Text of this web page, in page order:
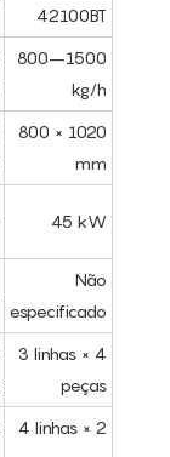
42100BT
800–1500
kg/h
800 × 1020
mm
45 kW
Não
especificado
3 linhas × 4
peças
4 linhas × 2